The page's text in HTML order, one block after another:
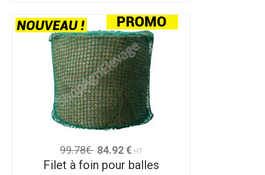
99.78€ 84.92 € HT
Filet à foin pour balles